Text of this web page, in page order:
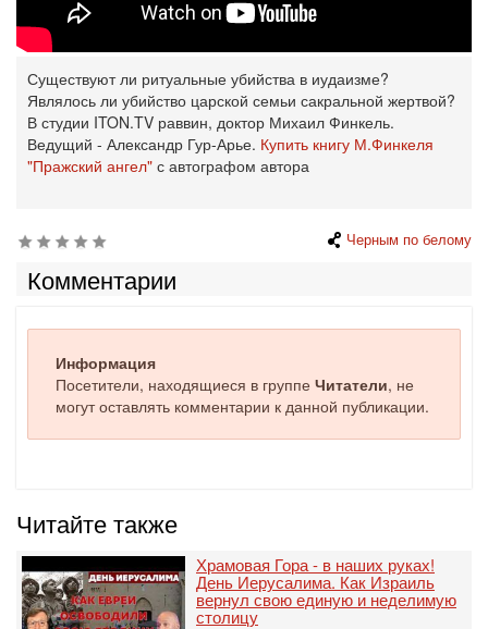
Существуют ли ритуальные убийства в иудаизме?
Являлось ли убийство царской семьи сакральной жертвой?
В студии ITON.TV раввин, доктор Михаил Финкель.
Ведущий - Александр Гур-Арье. Купить книгу М.Финкеля
"Пражский ангел" с автографом автора
Черным по белому
Комментарии
Информация
Посетители, находящиеся в группе Читатели, не
могут оставлять комментарии к данной публикации.
Читайте также
Храмовая Гора - в наших руках!
День Иерусалима. Как Израиль
вернул свою единую и неделимую
столицу